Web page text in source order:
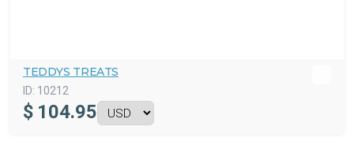
TEDDYS TREATS
ID: 10212
$ 104.95